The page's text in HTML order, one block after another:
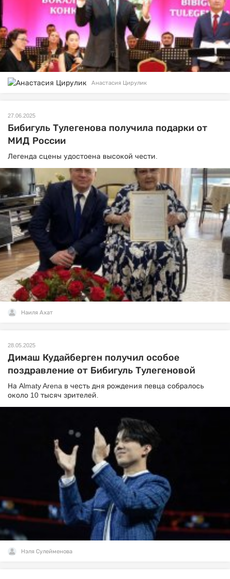
Анастасия Цирулик
27.06.2025
Бибигуль Тулегенова получила подарки от
МИД России
Легенда сцены удостоена высокой чести.
Наиля Ахат
28.05.2025
Димаш Кудайберген получил особое
поздравление от Бибигуль Тулегеновой
На Almaty Arena в честь дня рождения певца собралось
около 10 тысяч зрителей.
Нэля Сулейменова